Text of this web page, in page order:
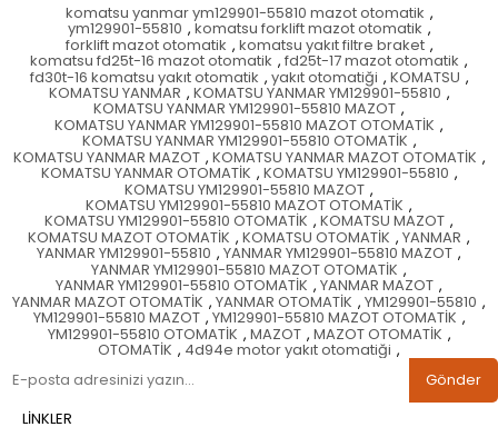
komatsu yanmar ym129901-55810 mazot otomatik ,
ym129901-55810 , komatsu forklift mazot otomatik ,
forklift mazot otomatik , komatsu yakıt filtre braket ,
komatsu fd25t-16 mazot otomatik , fd25t-17 mazot otomatik ,
fd30t-16 komatsu yakıt otomatik , yakıt otomatiği , KOMATSU ,
KOMATSU YANMAR , KOMATSU YANMAR YM129901-55810 ,
KOMATSU YANMAR YM129901-55810 MAZOT ,
KOMATSU YANMAR YM129901-55810 MAZOT OTOMATİK ,
KOMATSU YANMAR YM129901-55810 OTOMATİK ,
KOMATSU YANMAR MAZOT , KOMATSU YANMAR MAZOT OTOMATİK ,
KOMATSU YANMAR OTOMATİK , KOMATSU YM129901-55810 ,
KOMATSU YM129901-55810 MAZOT ,
KOMATSU YM129901-55810 MAZOT OTOMATİK ,
KOMATSU YM129901-55810 OTOMATİK , KOMATSU MAZOT ,
KOMATSU MAZOT OTOMATİK , KOMATSU OTOMATİK , YANMAR ,
YANMAR YM129901-55810 , YANMAR YM129901-55810 MAZOT ,
YANMAR YM129901-55810 MAZOT OTOMATİK ,
YANMAR YM129901-55810 OTOMATİK , YANMAR MAZOT ,
YANMAR MAZOT OTOMATİK , YANMAR OTOMATİK , YM129901-55810 ,
YM129901-55810 MAZOT , YM129901-55810 MAZOT OTOMATİK ,
YM129901-55810 OTOMATİK , MAZOT , MAZOT OTOMATİK ,
OTOMATİK , 4d94e motor yakıt otomatiği ,
Gönder
LİNKLER